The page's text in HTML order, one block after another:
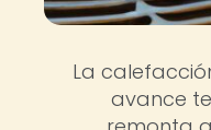
La
avance